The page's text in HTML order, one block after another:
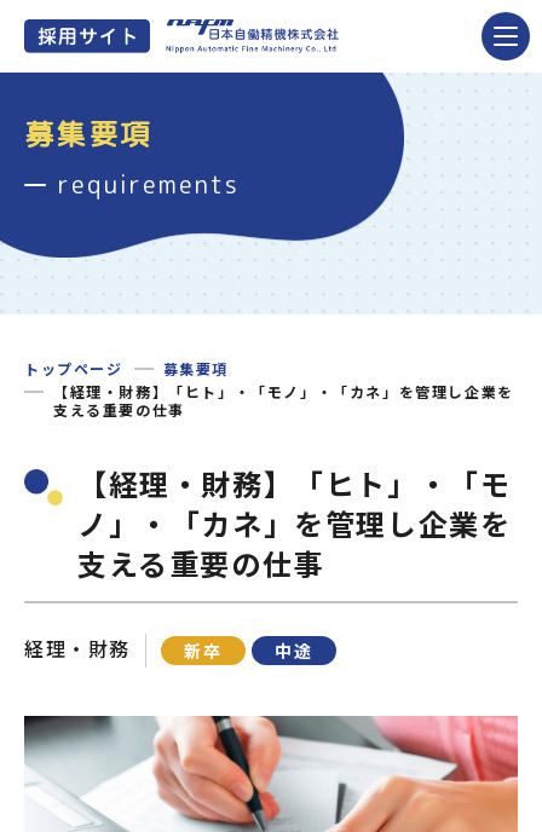
募集要項
requirements
トップページ
募集要項
【経理・財務】「ヒト」・「モノ」・「カネ」を管理し企業を
支える重要の仕事
【経理・財務】「ヒト」・「モ
ノ」・「カネ」を管理し企業を
支える重要の仕事
経理・財務 新卒 中途